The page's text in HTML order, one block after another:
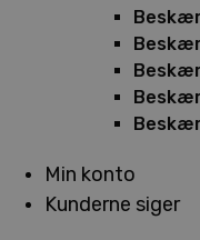
Min konto
Kunderne siger